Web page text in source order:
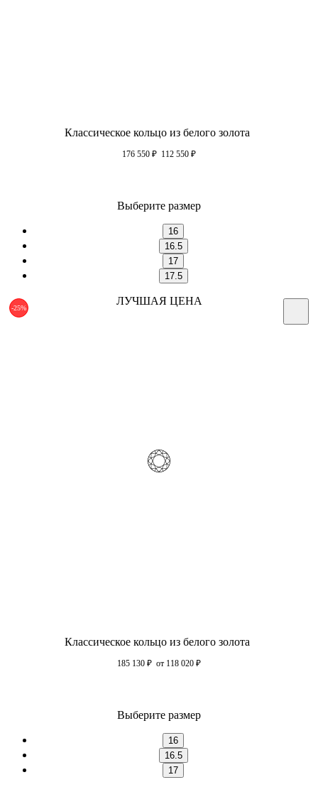
Классическое кольцо из белого золота
176 550 ₽ 112 550 ₽
Выберите размер
16
16.5
17
17.5
-25%
ЛУЧШАЯ ЦЕНА
Классическое кольцо из белого золота
185 130 ₽ от 118 020 ₽
Выберите размер
16
16.5
17